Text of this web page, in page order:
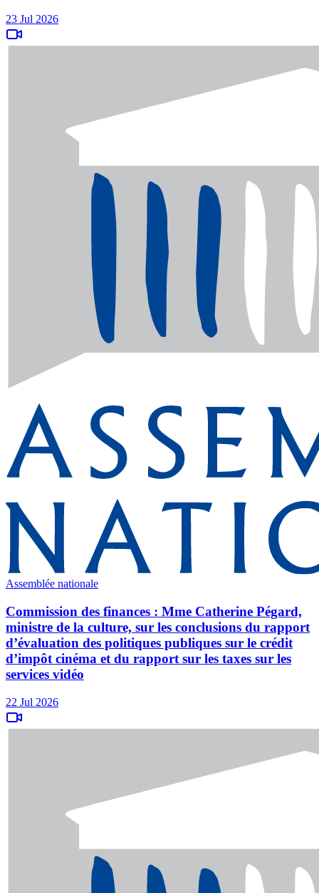
23 Jul 2026
Assemblée nationale
Commission des finances : Mme Catherine Pégard,
ministre de la culture, sur les conclusions du rapport
d’évaluation des politiques publiques sur le crédit
d’impôt cinéma et du rapport sur les taxes sur les
services vidéo
22 Jul 2026